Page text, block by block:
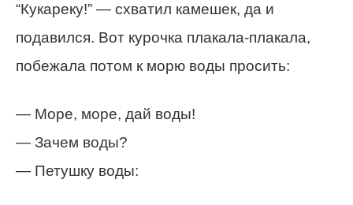
“Кукареку!” — схватил камешек, да и
подавился. Вот курочка плакала-плакала,
побежала потом к морю воды просить:
— Море, море, дай воды!
— Зачем воды?
— Петушку воды: